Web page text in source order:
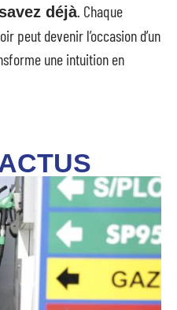
déjà . Chaque
peut devenir l’occasion d’un
une intuition en